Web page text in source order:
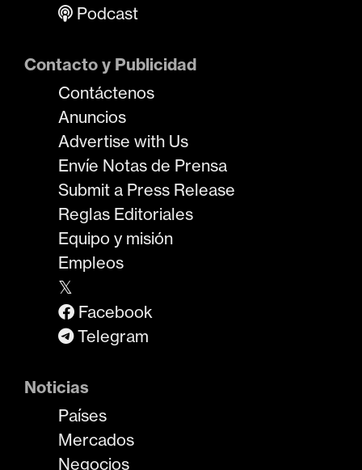
Podcast
Contacto y Publicidad
Contáctenos
Anuncios
Advertise with Us
Envíe Notas de Prensa
Submit a Press Release
Reglas Editoriales
Equipo y misión
Empleos
𝕏
Facebook
Telegram
Noticias
Países
Mercados
Negocios